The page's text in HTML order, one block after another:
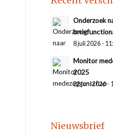
Onderzoek
8 juli 2026 -
Monitor
2025
22 juni 2026 -
Nieuwsbrief